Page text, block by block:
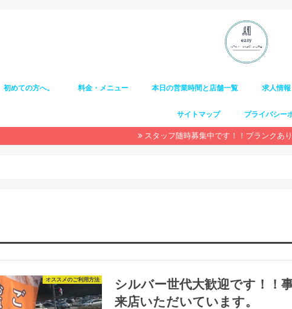
初めての方へ。 料金・メニュー 本日の営業時間と店舗一覧 求人情報
サイトマップ プライバシー
スタッフ随時募集中です！！ブランクあ
オススメのご利用方法
シルバー世代大歓迎です！！
来店いただいています。